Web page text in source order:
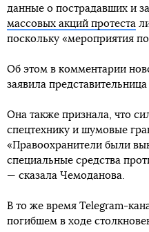
данные о пострадавших и
массовых акций протеста
поскольку «мероприятия
Об этом в комментарии
заявила
Она также признала, что
спецтехнику и шумовые
«Правоохранители были
специальные средства
— сказала Чемоданова.
В то же время Telegram-
погибшем в ходе